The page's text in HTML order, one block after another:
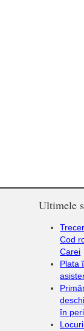
Ultimele
Cod
Carei
Plata
în